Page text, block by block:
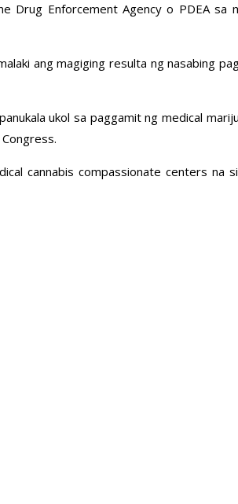
Drug Enforcement Agency o PDEA
ang magiging resulta ng nasabing
ukol sa paggamit ng medical
cannabis compassionate centers